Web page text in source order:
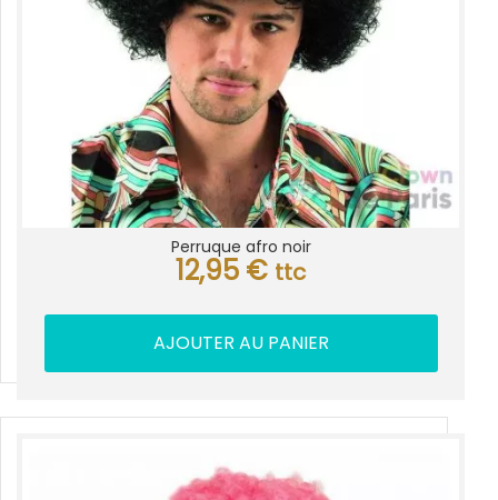
Perruque afro noir
12,95 € ttc
AJOUTER AU PANIER